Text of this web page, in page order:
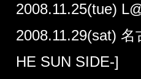
2008.11.25(tue)
2008.11.29(sat)
HE SUN SIDE-]